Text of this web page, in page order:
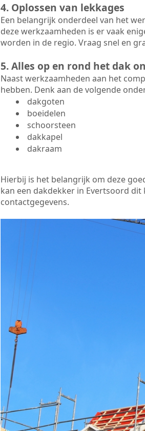
4. Oplossen van lekkages
Een belangrijk onderdeel van het
deze werkzaamheden is er vaak
worden in de regio. Vraag snel en
5. Alles op en rond het dak
Naast werkzaamheden aan het
hebben. Denk aan de volgende
dakgoten
boeidelen
schoorsteen
dakkapel
dakraam
Hierbij is het belangrijk om deze
kan een dakdekker in Evertsoord
contactgegevens.